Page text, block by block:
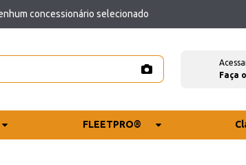
concessionário selecionado
Faça
FLEETPRO®